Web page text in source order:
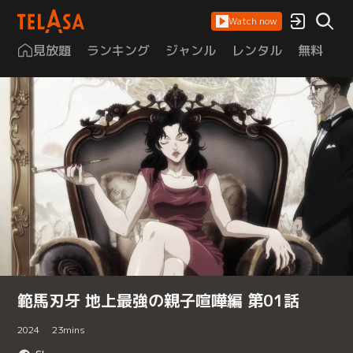
Watch now
見放題 ランキング ジャンル レンタル 無料
範馬刃牙 地上最強の親子喧嘩編 第01話
2024 23mins